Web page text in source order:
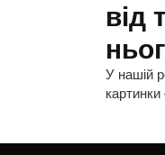
від
У нашій